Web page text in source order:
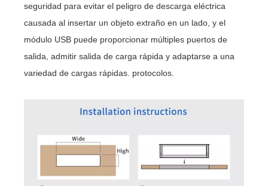
seguridad para evitar el peligro de descarga eléctrica
causada al insertar un objeto extraño en un lado, y el
módulo USB puede proporcionar múltiples puertos de
salida, admitir salida de carga rápida y adaptarse a una
variedad de cargas rápidas. protocolos.